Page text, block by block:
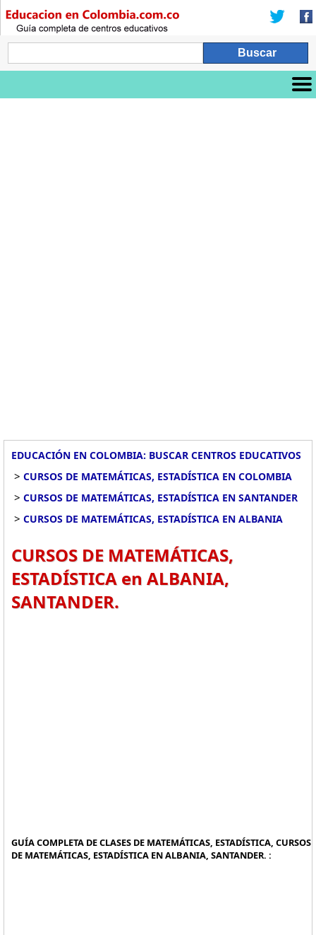
EDUCACIÓN EN COLOMBIA: BUSCAR CENTROS EDUCATIVOS
> CURSOS DE MATEMÁTICAS, ESTADÍSTICA EN COLOMBIA
> CURSOS DE MATEMÁTICAS, ESTADÍSTICA EN SANTANDER
> CURSOS DE MATEMÁTICAS, ESTADÍSTICA EN ALBANIA
CURSOS DE MATEMÁTICAS,
ESTADÍSTICA en ALBANIA,
SANTANDER.
GUÍA COMPLETA DE CLASES DE MATEMÁTICAS, ESTADÍSTICA, CURSOS
DE MATEMÁTICAS, ESTADÍSTICA EN ALBANIA, SANTANDER. :